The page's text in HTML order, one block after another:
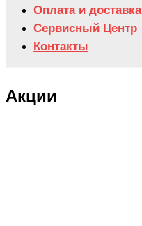
Оплата и доставка
Сервисный Центр
Контакты
Акции